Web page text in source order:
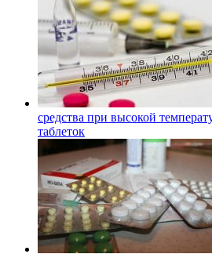
средства при высокой
таблеток